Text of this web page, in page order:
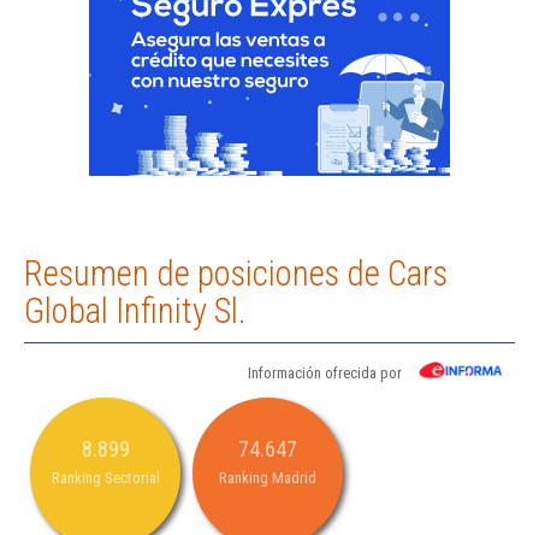
Resumen de posiciones de Cars
Global Infinity Sl.
Información ofrecida por
8.899
Ranking Sectorial
74.647
Ranking Madrid